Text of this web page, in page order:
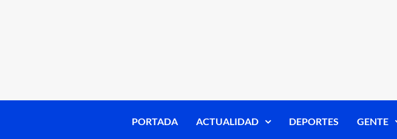
PORTADA ACTUALIDAD DEPORTES GENTE